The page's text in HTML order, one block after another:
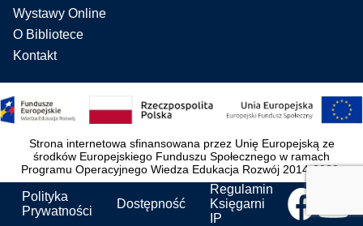
Wystawy Online
O Bibliotece
Kontakt
Strona internetowa sfinansowana przez Unię Europejską ze
środków Europejskiego Funduszu Społecznego w ramach
Programu Operacyjnego Wiedza Edukacja Rozwój 2014-2020.
Polityka
Prywatności
Dostępność
Regulamin
Księgarni
IP